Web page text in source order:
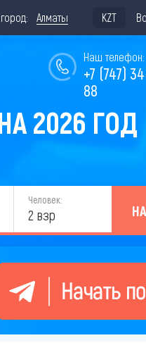
Алматы KZT
Наш телефон:
+7 (747)
88
2026 ГОД
Человек:
2 взр